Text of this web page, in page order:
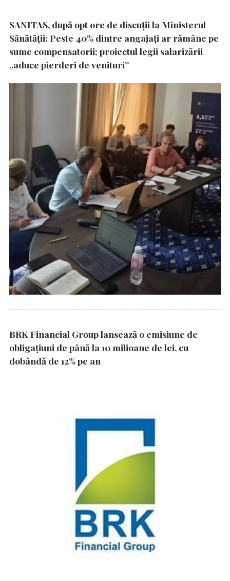
SANITAS, după opt ore de discuții la Ministerul
Sănătății: Peste 40% dintre angajați ar rămâne pe
sume compensatorii; proiectul legii salarizării
„aduce pierderi de venituri”
BRK Financial Group lansează o emisiune de
obligațiuni de până la 10 milioane de lei, cu
dobândă de 12% pe an